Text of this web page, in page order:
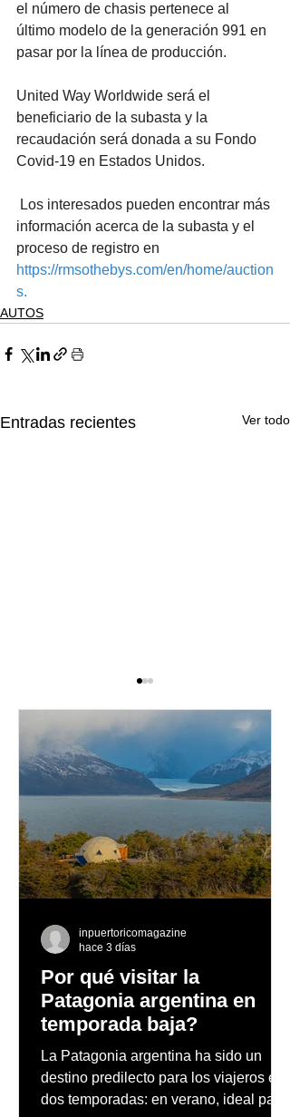
el número de chasis pertenece al
último modelo de la generación 991 en
pasar por la línea de producción.
United Way Worldwide será el
beneficiario de la subasta y la
recaudación será donada a su Fondo
Covid-19 en Estados Unidos.
Los interesados pueden encontrar más
información acerca de la subasta y el
proceso de registro en
https://rmsothebys.com/en/home/auction
s.
AUTOS
Entradas recientes Ver todo
Llega la nueva Toyota
RAV4 Plug‑in Hybrid
2026
Por qué visitar la
Patagonia argentina en
temporada baja?
La Patagonia argentina ha sido un
destino predilecto para los viajeros en
dos temporadas: en verano, ideal para
inpuertoricomagazine
hace 3 días